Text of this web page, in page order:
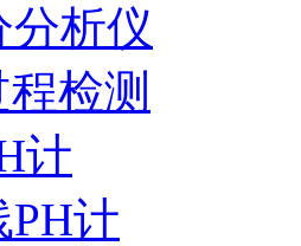
分析仪
检测
计
PH计